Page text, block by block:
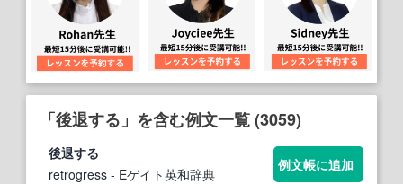
「後退する」を含む例文一覧 (3059)
後退する
retrogress - Eゲイト英和辞典
例文帳に追加